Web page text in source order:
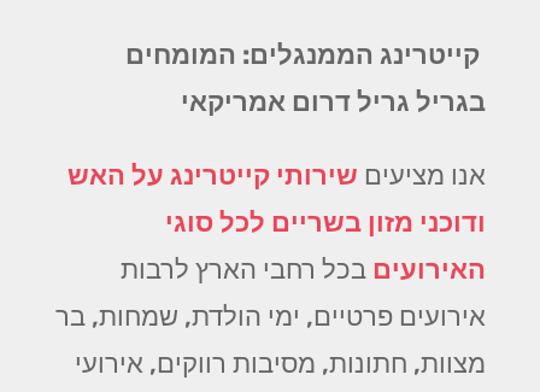
קייטרינג הממנגלים: המומחים
בגריל גריל דרום אמריקאי
אנו מציעים שירותי קייטרינג על האש
ודוכני מזון בשריים לכל סוגי
האירועים בכל רחבי הארץ לרבות
אירועים פרטיים, ימי הולדת, שמחות, בר
מצוות, חתונות, מסיבות רווקים, אירועי